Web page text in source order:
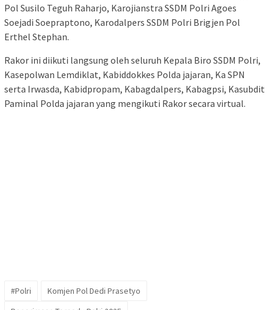
Pol Susilo Teguh Raharjo, Karojianstra SSDM Polri Agoes
Soejadi Soepraptono, Karodalpers SSDM Polri Brigjen Pol
Erthel Stephan.
Rakor ini diikuti langsung oleh seluruh Kepala Biro SSDM Polri,
Kasepolwan Lemdiklat, Kabiddokkes Polda jajaran, Ka SPN
serta Irwasda, Kabidpropam, Kabagdalpers, Kabagpsi, Kasubdit
Paminal Polda jajaran yang mengikuti Rakor secara virtual.
#Polri
Komjen Pol Dedi Prasetyo